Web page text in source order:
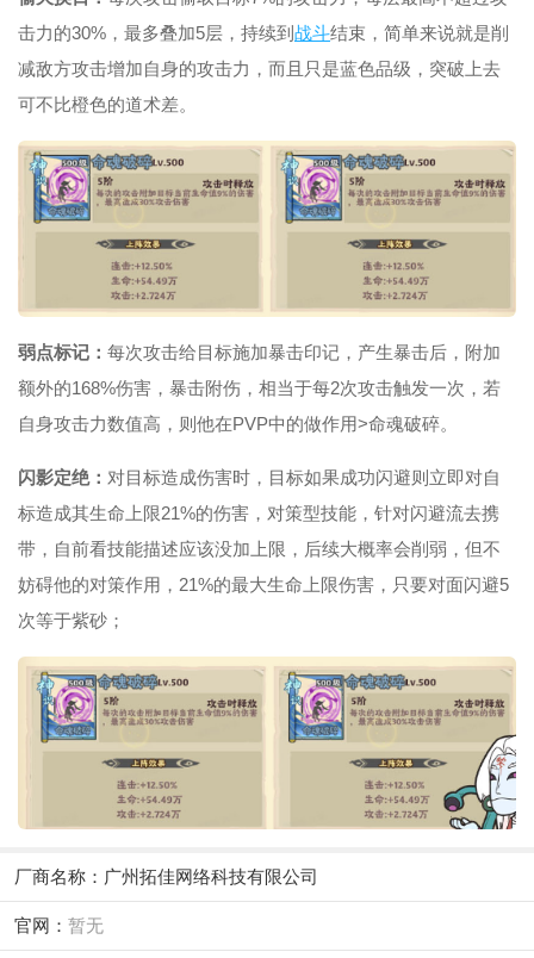
击力的30%，最多叠加5层，持续到 战斗结束，简单来说就是削
减敌方攻击增加自身的攻击力，而且只是蓝色品级，突破上去
可不比橙色的道术差。
弱点标记： 每次攻击给目标施加暴击印记，产生暴击后，附加
额外的168%伤害，暴击附伤，相当于每2次攻击触发一次，若
自身攻击力数值高，则他在PVP中的做作用>命魂破碎。
闪影定绝： 对目标造成伤害时，目标如果成功闪避则立即对自
标造成其生命上限21%的伤害，对策型技能，针对闪避流去携
带，自前看技能描述应该没加上限，后续大概率会削弱，但不
妨碍他的对策作用，21%的最大生命上限伤害，只要对面闪避5
次等于紫砂；
厂商名称： 广州拓佳网络科技有限公司
官网： 暂无